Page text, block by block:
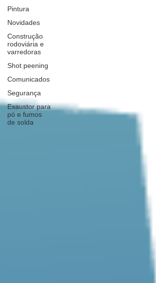
Pintura
Novidades
Construção
rodoviária e
varredoras
Shot peening
Comunicados
Segurança
Exaustor para
pó e fumos
de solda